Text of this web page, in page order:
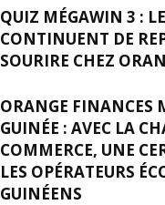
QUIZ MÉGAWIN 3 :
CONTINUENT DE
SOURIRE CHEZ
ORANGE FINANCES
GUINÉE : AVEC LA
COMMERCE, UNE
LES OPÉRATEURS
GUINÉENS